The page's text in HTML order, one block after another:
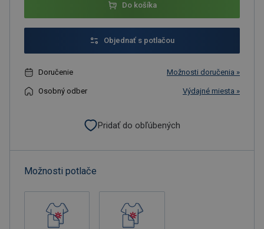
Do košíka
Objednať s potlačou
Doručenie Možnosti doručenia »
Osobný odber Výdajné miesta »
Pridať do obľúbených
Možnosti potlače